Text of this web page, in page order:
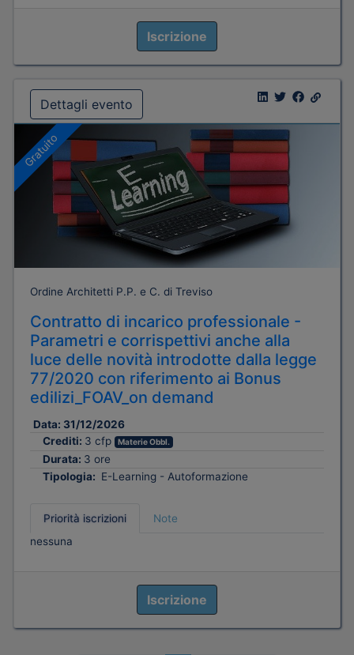
Iscrizione
Dettagli evento
Gratuito
Ordine Architetti P.P. e C. di Treviso
Contratto di incarico professionale -
Parametri e corrispettivi anche alla
luce delle novità introdotte dalla legge
77/2020 con riferimento ai Bonus
edilizi_FOAV_on demand
Data: 31/12/2026
Crediti: 3 cfp Materie Obbl.
Durata: 3 ore
Tipologia: E-Learning - Autoformazione
Priorità iscrizioni
Note
nessuna
Iscrizione